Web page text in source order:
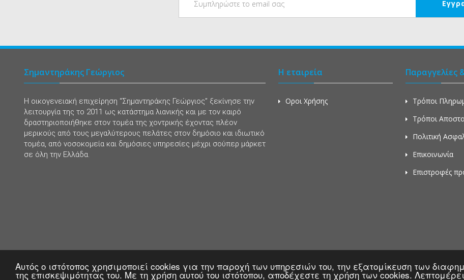
Αυτός ο ιστότοπος χρησιμοποιεί cookies για την παροχή των υπηρεσιών του, την εξατομίκευση των
της επισκεψιμότητας του. Με τη χρήση αυτού του ιστότοπου, αποδέχεστε τη χρήση των cookies.
Σημαντηράκης Γεώργιος
Η οικογενειακή επιχείρηση “Σημαντηράκης Γεώργιος” ξεκίνησε την
λειτουργία της το 2011 ως κατάστημα λιανικής και με τον καιρό
δραστηριοποιήθηκε στον τομέα της χοντρικής έχοντας πλέον
μερικούς από τους μεγαλύτερους πελάτες στον δημόσιο και ιδιωτικό
τομέα, από νοσοκομεία και δημόσιες υπηρεσίες μέχρι σούπερ μάρκετ
σε όλη την Ελλάδα.
Η εταιρεία
Οροι Χρήσης
Παραγγελίες
Τρόποι
Τρόποι
Πολιτική
Επικοινωνία
Επιστροφές